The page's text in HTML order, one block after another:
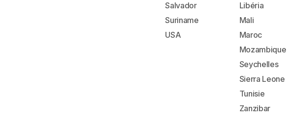
Salvador
Suriname
USA
Libéria
Mali
Maroc
Mozambique
Seychelles
Sierra Leone
Tunisie
Zanzibar